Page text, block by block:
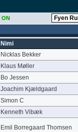
ON
Nimi
Nicklas Bekker
Klaus Møller
Bo Jessen
Joachim Kjældgaard
Simon C
Kenneth Vibæk
Emil Borregaard Thomsen